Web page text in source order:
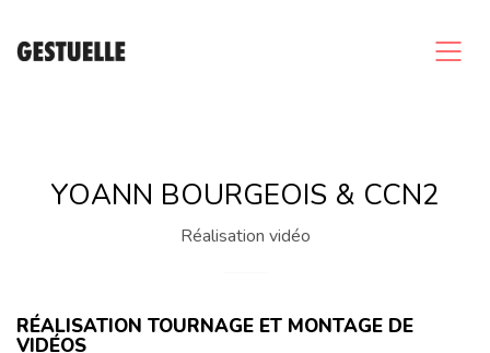
YOANN BOURGEOIS & CCN2
Réalisation vidéo
RÉALISATION TOURNAGE ET MONTAGE DE
VIDÉOS